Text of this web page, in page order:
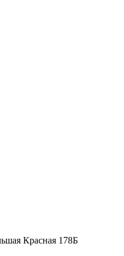
Красная 178Б